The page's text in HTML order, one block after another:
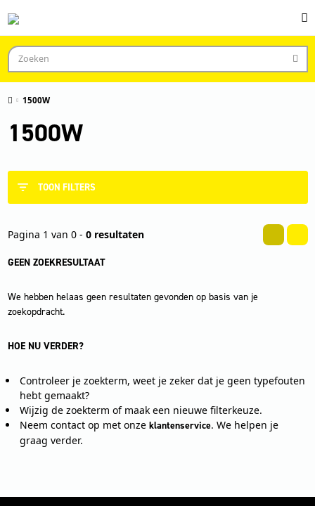
1500W
1500W
TOON FILTERS
Pagina 1 van 0 - 0 resultaten
GEEN ZOEKRESULTAAT
We hebben helaas geen resultaten gevonden op basis van je
zoekopdracht.
HOE NU VERDER?
Controleer je zoekterm, weet je zeker dat je geen typefouten
hebt gemaakt?
Wijzig de zoekterm of maak een nieuwe filterkeuze.
Neem contact op met onze klantenservice. We helpen je
graag verder.